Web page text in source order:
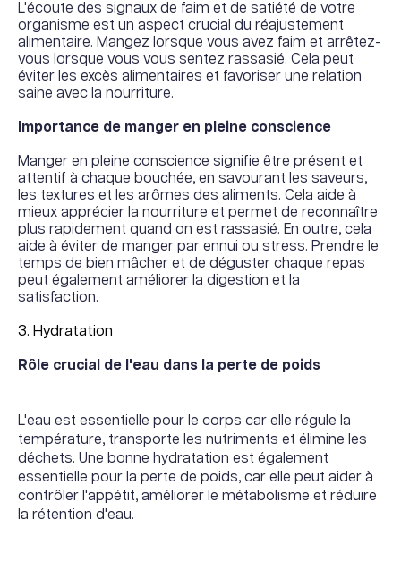
L'écoute des signaux de faim et de satiété de votre
organisme est un aspect crucial du réajustement
alimentaire. Mangez lorsque vous avez faim et arrêtez-
vous lorsque vous vous sentez rassasié. Cela peut
éviter les excès alimentaires et favoriser une relation
saine avec la nourriture.
Importance de manger en pleine conscience
Manger en pleine conscience signifie être présent et
attentif à chaque bouchée, en savourant les saveurs,
les textures et les arômes des aliments. Cela aide à
mieux apprécier la nourriture et permet de reconnaître
plus rapidement quand on est rassasié. En outre, cela
aide à éviter de manger par ennui ou stress. Prendre le
temps de bien mâcher et de déguster chaque repas
peut également améliorer la digestion et la
satisfaction.
3. Hydratation
Rôle crucial de l'eau dans la perte de poids
L'eau est essentielle pour le corps car elle régule la
température, transporte les nutriments et élimine les
déchets. Une bonne hydratation est également
essentielle pour la perte de poids, car elle peut aider à
contrôler l'appétit, améliorer le métabolisme et réduire
la rétention d'eau.